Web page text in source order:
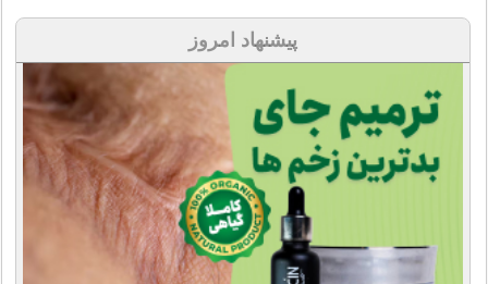
پیشنهاد امروز